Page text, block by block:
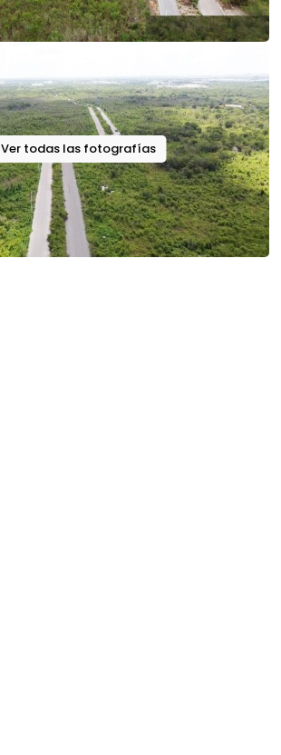
Ver todas las fotografías